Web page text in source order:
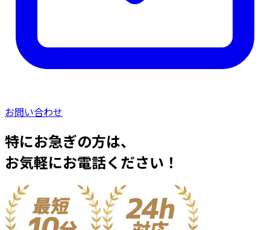
お問い合わせ
特にお急ぎの方は、
お気軽にお電話ください！